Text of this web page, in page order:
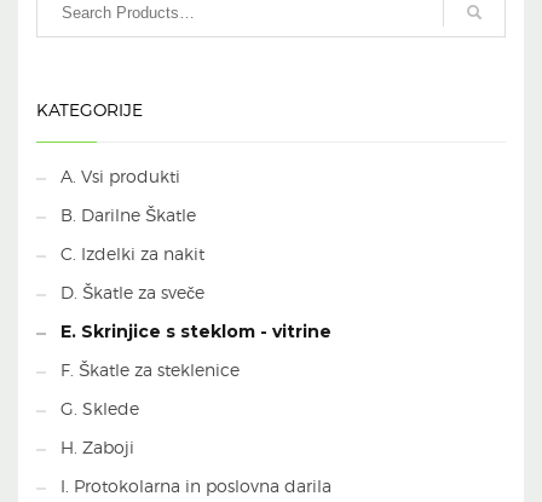
KATEGORIJE
A. Vsi produkti
B. Darilne Škatle
C. Izdelki za nakit
D. Škatle za sveče
E. Skrinjice s steklom - vitrine
F. Škatle za steklenice
G. Sklede
H. Zaboji
I. Protokolarna in poslovna darila